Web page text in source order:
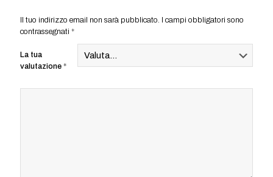
Il tuo indirizzo email non sarà pubblicato.
I campi obbligatori sono
contrassegnati *
La tua
valutazione *